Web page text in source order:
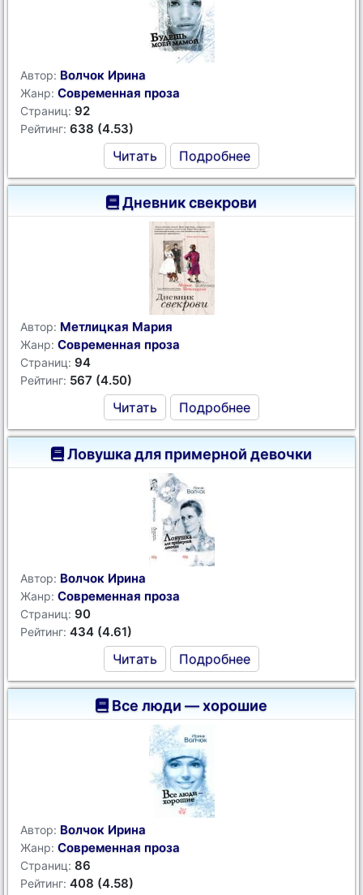
Автор: Волчок Ирина
Жанр: Современная проза
Страниц: 92
Рейтинг: 638 (4.53)
Читать Подробнее
Дневник свекрови
Автор: Метлицкая Мария
Жанр: Современная проза
Страниц: 94
Рейтинг: 567 (4.50)
Читать Подробнее
Ловушка для примерной девочки
Автор: Волчок Ирина
Жанр: Современная проза
Страниц: 90
Рейтинг: 434 (4.61)
Читать Подробнее
Все люди — хорошие
Автор: Волчок Ирина
Жанр: Современная проза
Страниц: 86
Рейтинг: 408 (4.58)